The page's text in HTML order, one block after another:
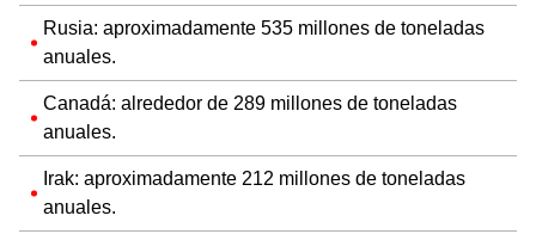
Rusia: aproximadamente 535 millones de toneladas
anuales.
Canadá: alrededor de 289 millones de toneladas
anuales.
Irak: aproximadamente 212 millones de toneladas
anuales.